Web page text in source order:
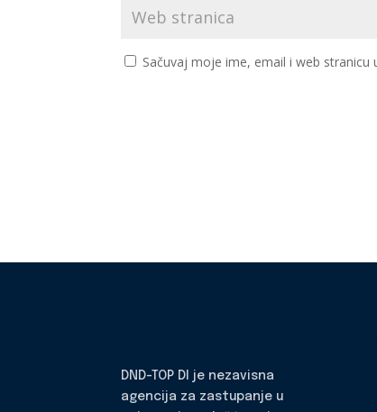
Sačuvaj moje ime, email i web
DND-TOP DI je nezavisna
agencija za zastupanje u